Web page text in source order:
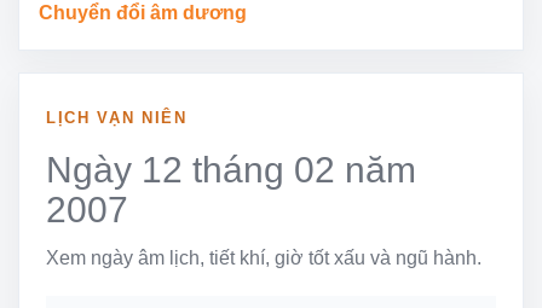
Chuyển đổi âm dương
LỊCH VẠN NIÊN
Ngày 12 tháng 02 năm
2007
Xem ngày âm lịch, tiết khí, giờ tốt xấu và ngũ hành.